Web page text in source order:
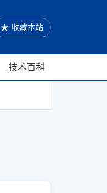
★ 收藏本站
技术百科